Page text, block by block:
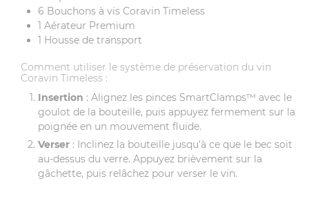
6 Bouchons à vis Coravin Timeless
1 Aérateur Premium
1 Housse de transport
Comment utiliser le système de préservation du vin
Coravin Timeless :
Insertion : Alignez les pinces SmartClamps™ avec le
goulot de la bouteille, puis appuyez fermement sur la
poignée en un mouvement fluide.
Verser : Inclinez la bouteille jusqu'à ce que le bec soit
au-dessus du verre. Appuyez brièvement sur la
gâchette, puis relâchez pour verser le vin.